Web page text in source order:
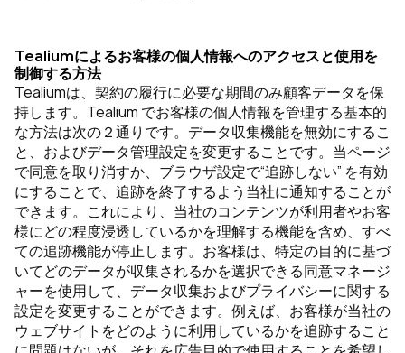
Tealiumによるお客様の個人情報へのアクセスと使用を
制御する方法
Tealiumは、契約の履行に必要な期間のみ顧客データを保
持します。Tealium でお客様の個人情報を管理する基本的
な方法は次の２通りです。データ収集機能を無効にするこ
と、およびデータ管理設定を変更することです。当ページ
で同意を取り消すか、ブラウザ設定で“追跡しない” を有効
にすることで、追跡を終了するよう当社に通知することが
できます。これにより、当社のコンテンツが利用者やお客
様にどの程度浸透しているかを理解する機能を含め、すべ
ての追跡機能が停止します。お客様は、特定の目的に基づ
いてどのデータが収集されるかを選択できる同意マネージ
ャーを使用して、データ収集およびプライバシーに関する
設定を変更することができます。例えば、お客様が当社の
ウェブサイトをどのように利用しているかを追跡すること